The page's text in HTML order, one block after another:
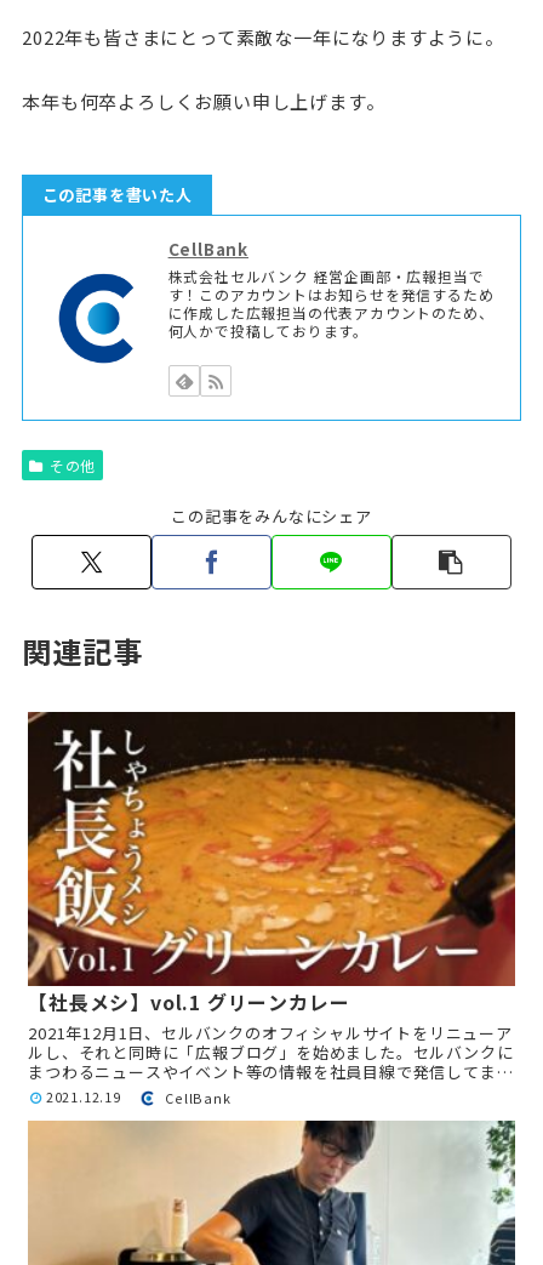
2022年も皆さまにとって素敵な一年になりますように。
本年も何卒よろしくお願い申し上げます。
この記事を書いた人
CellBank
株式会社セルバンク 経営企画部・広報担当で
す！このアカウントはお知らせを発信するため
に作成した広報担当の代表アカウントのため、
何人かで投稿しております。
その他
この記事をみんなにシェア
関連記事
【社長メシ】vol.1 グリーンカレー
2021年12月1日、セルバンクのオフィシャルサイトをリニューア
ルし、それと同時に「広報ブログ」を始めました。セルバンクに
まつわるニュースやイベント等の情報を社員目線で発信してまい
ります。 セルバンクのお客様、お取引いただいている医療機関
様...
2021.12.19 CellBank